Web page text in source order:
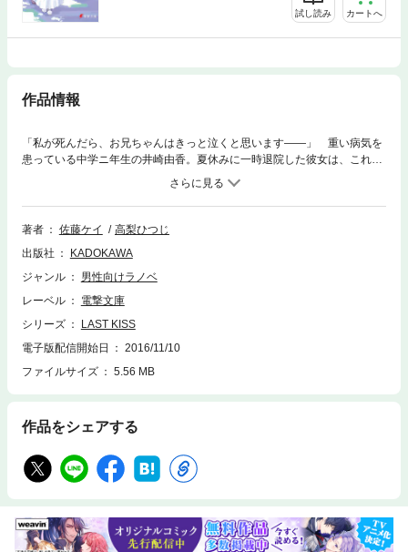
試し読み カートへ
作品情報
「私が死んだら、お兄ちゃんはきっと泣くと思います――」 重い病気を
患っている中学ニ年生の井崎由香。夏休みに一時退院した彼女は、これま
でほとんど接触のなかった兄の智弘と、“かんネェ”こと夏尾とともに過ご
した夏の想い出を日記帳に綴る。 兄に帽子を買ってもらったこと、神戸
の高山植物園に行ったこと、お弁当を持って須磨海岸に海水浴に行ったこ
と……。 だが、何気ない日々の中で少しずつ兄への気持ちは形を変えて
ってしまった夏尾。結末は悲しい出来事とともに訪れた……。
著者 佐藤ケイ
高梨ひつじ
出版社
KADOKAWA
ジャンル
男性向けラノベ
レーベル
電撃文庫
シリーズ
LAST KISS
電子版配信開始日
2016/11/10
ファイルサイズ
5.56 MB
作品をシェアする